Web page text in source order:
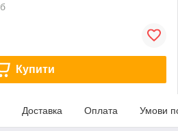
Купити
Доставка Оплата Умови